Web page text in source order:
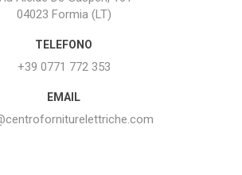
04023 Formia (LT)
TELEFONO
+39 0771 772 353
EMAIL